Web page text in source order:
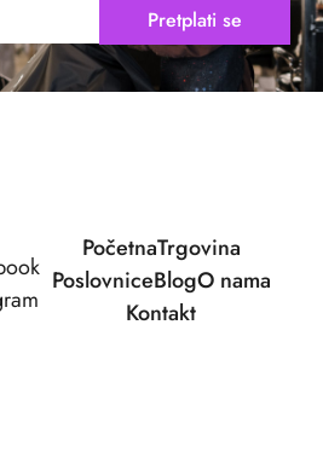
Pretplati se
PočetnaTrgovina
PoslovniceBlogO nama
Kontakt